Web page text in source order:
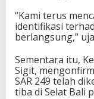
“Kami terus
identifikasi
berlangsung,”
Sementara itu,
Sigit,
SAR 249 telah
tiba di Selat Bali